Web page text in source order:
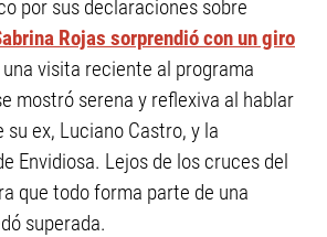
por sus declaraciones sobre
Rojas sorprendió con un giro
una visita reciente al programa
mostró serena y reflexiva al hablar
ex, Luciano Castro, y la
Envidiosa. Lejos de los cruces del
que todo forma parte de una
superada.